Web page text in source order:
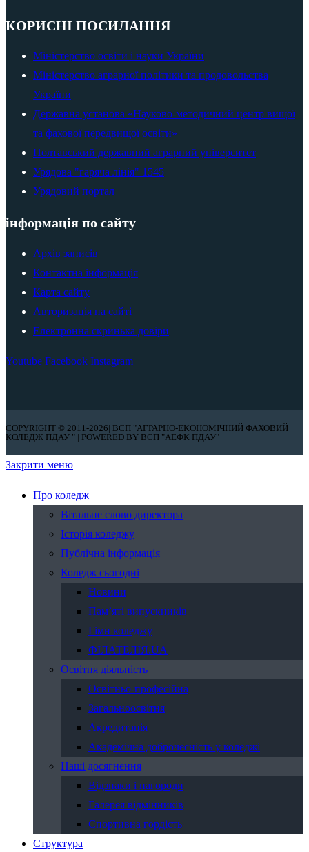
КОРИСНІ ПОСИЛАННЯ
Міністерство освіти і науки України
Міністерство аграрної політики та продовольства
України
Державна установа «Науково-методичний центр вищої
та фахової передвищої освіти»
Полтавський державний аграрний університет
Урядова "гаряча лінія" 1545
Урядовий портал
інформація по сайту
Архів записів
Контактна інформація
Карта сайту
Авторизація на сайті
Електронна скринька довіри
Youtube Facebook Instagram
COPYRIGHT © 2011-2026| ВСП "АГРАРНО-ЕКОНОМІЧНИЙ ФАХОВИЙ
КОЛЕДЖ ПДАУ " | POWERED BY ВСП "АЕФК ПДАУ"
Закрити меню
Про коледж
Вітальне слово директора
Історія коледжу
Публічна інформація
Коледж сьогодні
Новини
Пам’яті випускників
Гімн коледжу
ФІЛАТЕЛІЯ.UA
Освітня діяльність
Освітньо-професійна
Загальноосвітня
Акредитація
Академічна доброчесність у коледжі
Наші досягнення
Відзнаки і нагороди
Галерея відмінників
Спортивна гордість
Структура